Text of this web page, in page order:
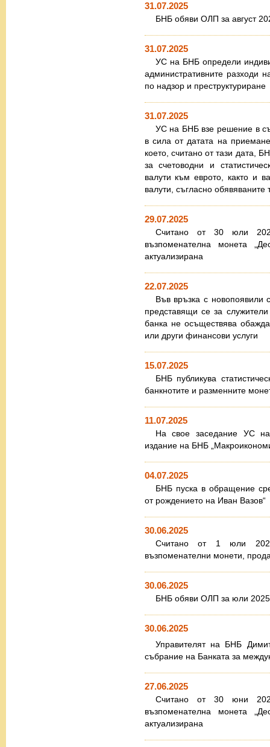
31.07.2025
БНБ обяви ОЛП за август
31.07.2025
УС на БНБ определи
административните разходи
по надзор и преструктуриране
31.07.2025
УС на БНБ взе решение в
в сила от датата на
което, считано от тази дата,
за счетоводни и
валути към еврото, както и
валути, съгласно обявяваните
29.07.2025
Считано от 30 юли
възпоменателна монета
актуализирана
22.07.2025
Във връзка с
представящи се за
банка не осъществява
или други финансови услуги
15.07.2025
БНБ публикува
банкнотите и разменните
11.07.2025
На свое заседание УС
издание на БНБ
04.07.2025
БНБ пуска в обращение
от рождението на Иван Вазов“
30.06.2025
Считано от 1 юли
възпоменателни монети,
30.06.2025
БНБ обяви ОЛП за юли 2025
30.06.2025
Управителят на БНБ
събрание на Банката за
27.06.2025
Считано от 30 юни
възпоменателна монета
актуализирана